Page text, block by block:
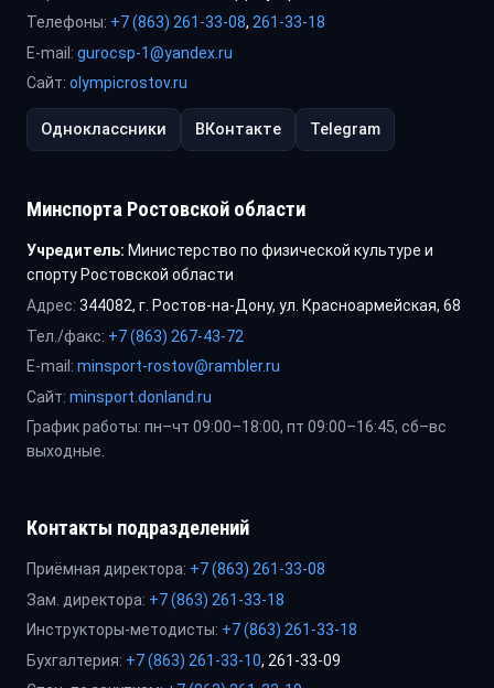
Телефоны: +7 (863) 261-33-08, 261-33-18
E-mail: gurocsp-1@yandex.ru
Сайт: olympicrostov.ru
Одноклассники ВКонтакте Telegram
Минспорта Ростовской области
Учредитель: Министерство по физической культуре и
спорту Ростовской области
Адрес: 344082, г. Ростов-на-Дону, ул. Красноармейская, 68
Тел./факс: +7 (863) 267-43-72
E-mail: minsport-rostov@rambler.ru
Сайт: minsport.donland.ru
График работы: пн–чт 09:00–18:00, пт 09:00–16:45, сб–вс
выходные.
Контакты подразделений
Приёмная директора: +7 (863) 261-33-08
Зам. директора: +7 (863) 261-33-18
Инструкторы-методисты: +7 (863) 261-33-18
Бухгалтерия: +7 (863) 261-33-10, 261-33-09